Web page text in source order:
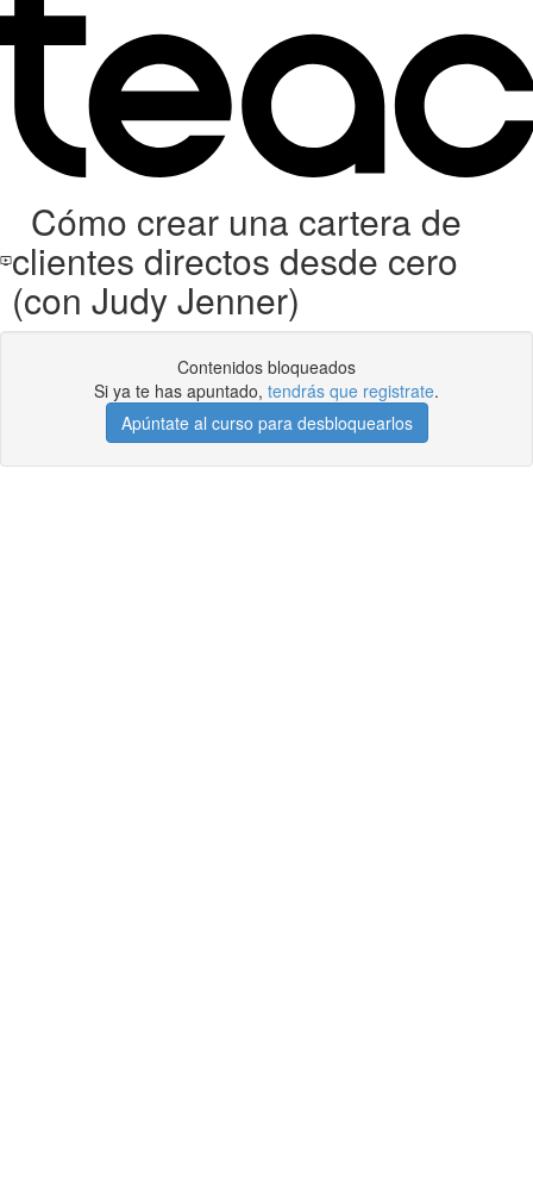
Cómo crear una cartera de
clientes directos desde cero
(con Judy Jenner)
Contenidos bloqueados
Si ya te has apuntado, tendrás que registrate.
Apúntate al curso para desbloquearlos